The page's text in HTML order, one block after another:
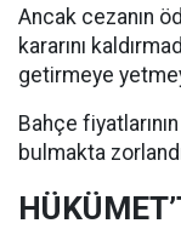
Ancak cezanın
kararını
getirmeye
Bahçe
bulmakta